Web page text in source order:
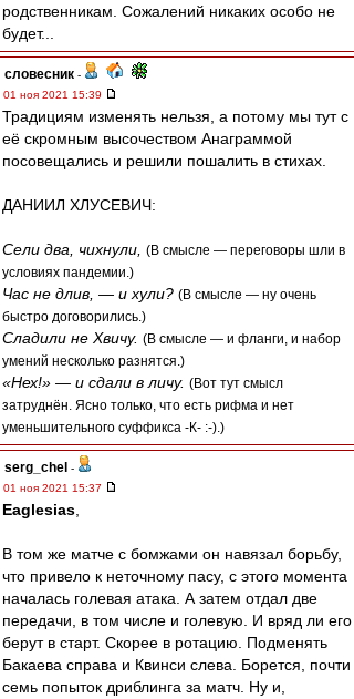
родственникам. Сожалений никаких особо не
будет...
словесник -
01 ноя 2021 15:39
Традициям изменять нельзя, а потому мы тут с
её скромным высочеством Анаграммой
посовещались и решили пошалить в стихах.
ДАНИИЛ ХЛУСЕВИЧ:
Сели два, чихнули, (В смысле — переговоры шли в
условиях пандемии.)
Час не длив, — и хули? (В смысле — ну очень
быстро договорились.)
Сладили не Хвичу. (В смысле — и фланги, и набор
умений несколько разнятся.)
«Нех!» — и сдали в личу. (Вот тут смысл
затруднён. Ясно только, что есть рифма и нет
уменьшительного суффикса -К- :-).)
serg_chel -
01 ноя 2021 15:37
Eaglesias
В том же матче с бомжами он навязал борьбу,
что привело к неточному пасу, с этого момента
началась голевая атака. А затем отдал две
передачи, в том числе и голевую. И вряд ли его
берут в старт. Скорее в ротацию. Подменять
Бакаева справа и Квинси слева. Борется, почти
семь попыток дриблинга за матч. Ну и,